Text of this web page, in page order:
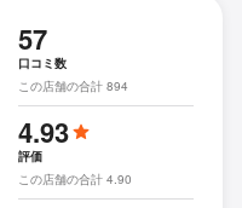
57
口コミ数
この店舗の合計 894
4.93
評価
この店舗の合計 4.90